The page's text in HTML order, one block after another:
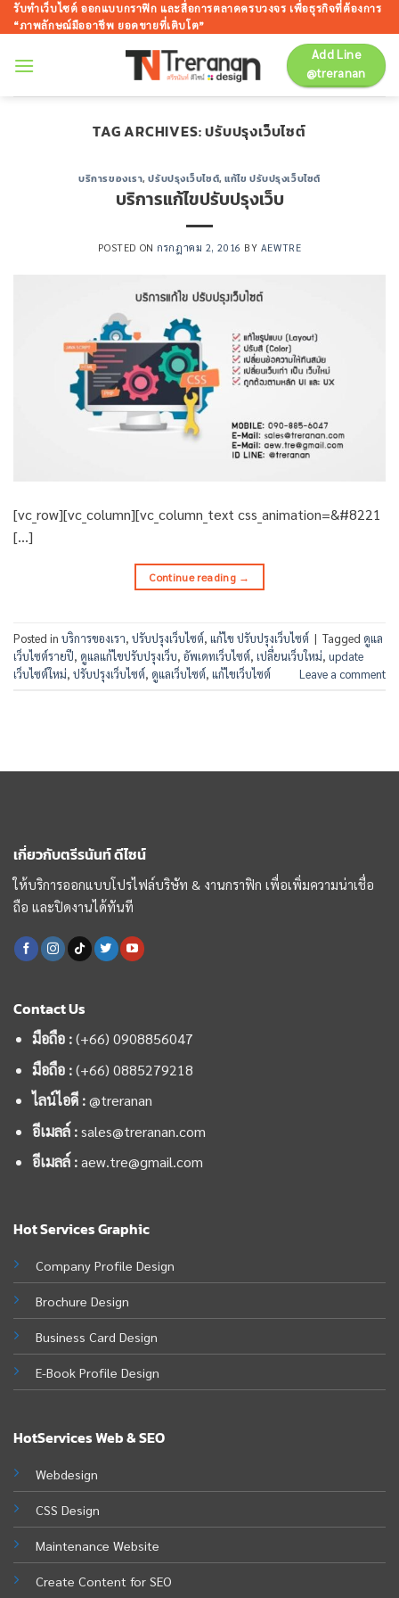
ข้าม
ไป
เนื้อหา
รับทำเว็บไซต์ ออกแบบกราฟิก และสื่อการตลาดครบวงจร เพื่อธุรกิจที่ต้องการ
“ภาพลักษณ์มืออาชีพ ยอดขายที่เติบโต”
Add Line
@treranan
TAG ARCHIVES:ปรับปรุงเว็บไซต์
บริการของเรา,ปรับปรุงเว็บไซต์,แก้ไข ปรับปรุงเว็บไซต์
บริการแก้ไขปรับปรุงเว็บ
POSTED ONกรกฎาคม 2, 2016 BY AEWTRE
[vc_row][vc_column][vc_column_text css_animation=&#8221
[…]
Continue reading →
Posted in บริการของเรา, ปรับปรุงเว็บไซต์, แก้ไข ปรับปรุงเว็บไซต์ | Tagged ดูแล
เว็บไซต์รายปี, ดูแลแก้ไขปรับปรุงเว็บ, อัพเดทเว็บไซต์, เปลี่ยนเว็บใหม่, update
เว็บไซต์ใหม่, ปรับปรุงเว็บไซต์, ดูแลเว็บไซต์, แก้ไขเว็บไซต์ Leave a comment
เกี่ยวกับตรีรนันท์ ดีไซน์
ให้บริการออกแบบโปรไฟล์บริษัท & งานกราฟิก เพื่อเพิ่มความน่าเชื่อ
ถือ และปิดงานได้ทันที
Hot Services Graphic
Company Profile Design
Brochure Design
Business Card Design
E-Book Profile Design
HotServices Web & SEO
Webdesign
CSS Design
Maintenance Website
Create Content for SEO
Contact Us
มือถือ :(+66) 0908856047
มือถือ : (+66) 0885279218
ไลน์ไอดี :@treranan
อีเมลล์ :sales@treranan.com
อีเมลล์ :aew.tre@gmail.com